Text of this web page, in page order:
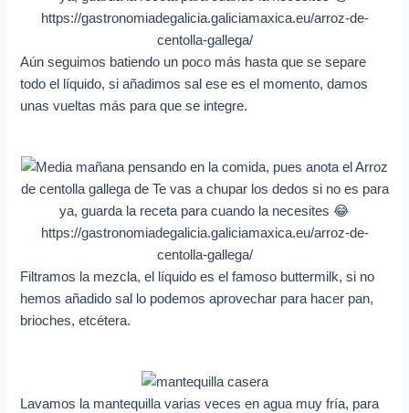
Aún seguimos batiendo un poco más hasta que se separe
todo el líquido, si añadimos sal ese es el momento, damos
unas vueltas más para que se integre.
Filtramos la mezcla, el líquido es el famoso buttermilk, si no
hemos añadido sal lo podemos aprovechar para hacer pan,
brioches, etcétera.
Lavamos la mantequilla varias veces en agua muy fría, para